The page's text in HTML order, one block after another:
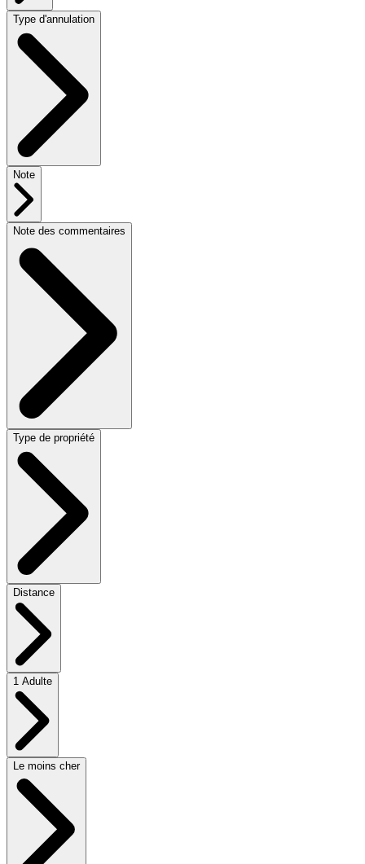
Type d'annulation
Note
Note des commentaires
Type de propriété
Distance
1 Adulte
Le moins cher